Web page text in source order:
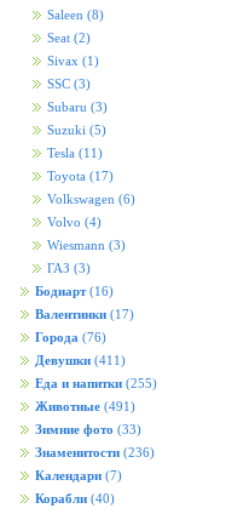
Saleen (8)
Seat (2)
Sivax (1)
SSC (3)
Subaru (3)
Suzuki (5)
Tesla (11)
Toyota (17)
Volkswagen (6)
Volvo (4)
Wiesmann (3)
ГАЗ (3)
Бодиарт (16)
Валентинки (17)
Города (76)
Девушки (411)
Еда и напитки (255)
Животные (491)
Зимние фото (33)
Знаменитости (236)
Календари (7)
Корабли (40)